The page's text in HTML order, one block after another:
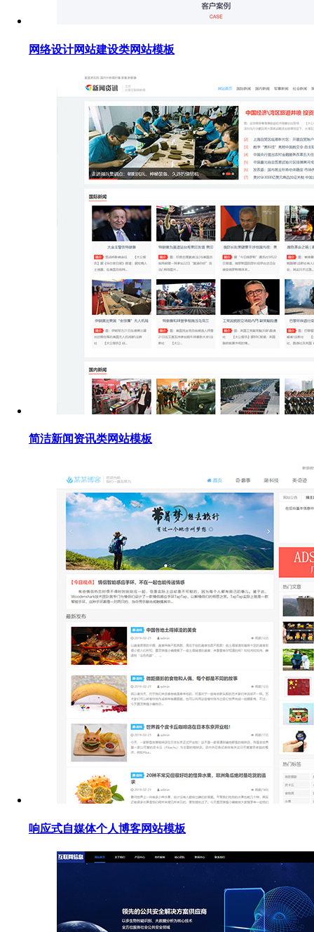
网络设计网站建设类网站模板
简洁新闻资讯类网站模板
响应式自媒体个人博客网站模板